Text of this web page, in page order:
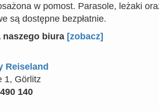
w pomost. Parasole, leżaki
są dostępne bezpłatnie.
naszego biura [zobacz]
Reiseland
1, Görlitz
140